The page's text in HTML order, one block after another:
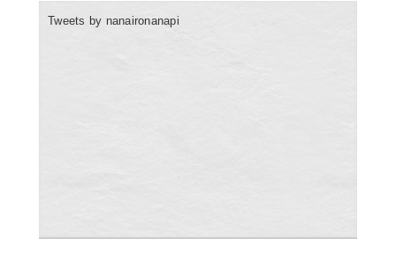
Tweets by nanaironanapi